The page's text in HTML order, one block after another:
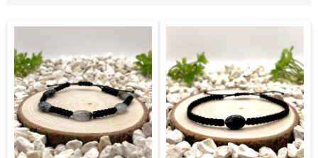
V
p
p